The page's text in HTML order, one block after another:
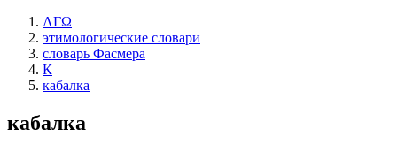
ΛΓΩ
этимологические словари
словарь Фасмера
К
кабалка
кабалка